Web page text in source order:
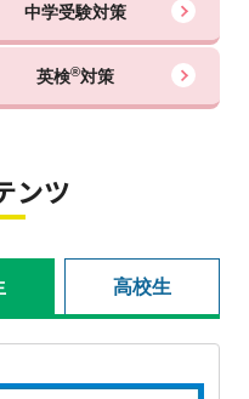
中学受験対策
英検®対策
ンツ
高校生